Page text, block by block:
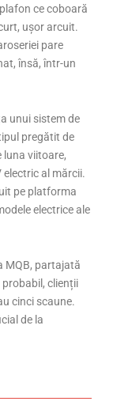
ce coboară
ușor arcuit.
pare
însă, într-un
unui sistem de
pregătit de
luna viitoare,
al mărcii.
pe platforma
electrice ale
MQB, partajată
clienții
cinci scaune.
de la